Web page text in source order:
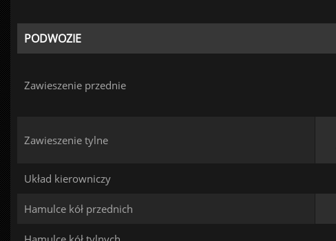
PODWOZIE
Zawieszenie przednie
Zawieszenie tylne
Układ kierowniczy
Hamulce kół przednich